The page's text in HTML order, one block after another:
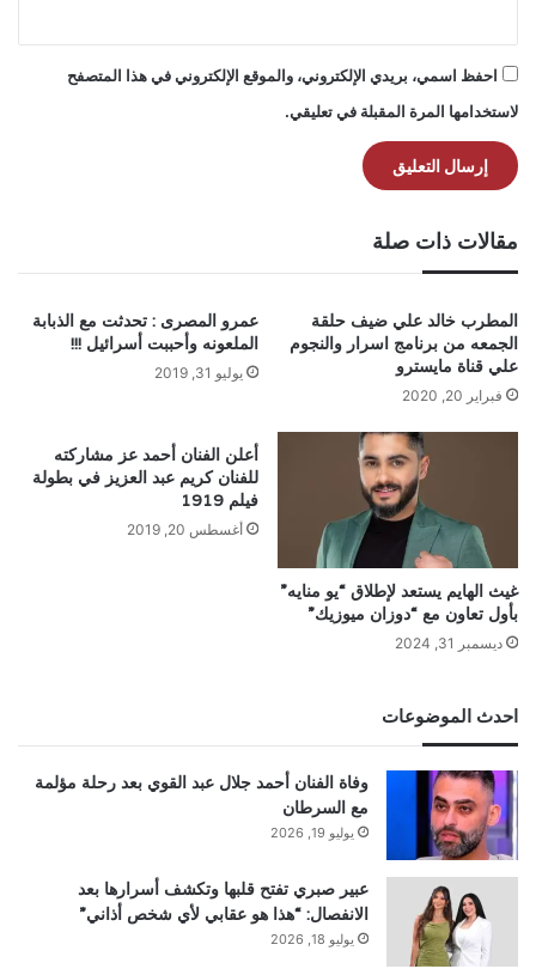
احفظ اسمي، بريدي الإلكتروني، والموقع الإلكتروني في هذا المتصفح
لاستخدامها المرة المقبلة في تعليقي.
مقالات ذات صلة
المطرب خالد علي ضيف حلقة
الجمعه من برنامج اسرار والنجوم
علي قناة مايسترو
فبراير 20, 2020
عمرو المصرى : تحدثت مع الذبابة
الملعونه وأحببت أسرائيل !!!
يوليو 31, 2019
غيث الهايم يستعد لإطلاق “يو منايه”
بأول تعاون مع “دوزان ميوزيك”
ديسمبر 31, 2024
أعلن الفنان أحمد عز مشاركته
للفنان كريم عبد العزيز في بطولة
فيلم 1919
أغسطس 20, 2019
احدث الموضوعات
وفاة الفنان أحمد جلال عبد القوي بعد رحلة مؤلمة
مع السرطان
يوليو 19, 2026
عبير صبري تفتح قلبها وتكشف أسرارها بعد
الانفصال: “هذا هو عقابي لأي شخص أذاني”
يوليو 18, 2026